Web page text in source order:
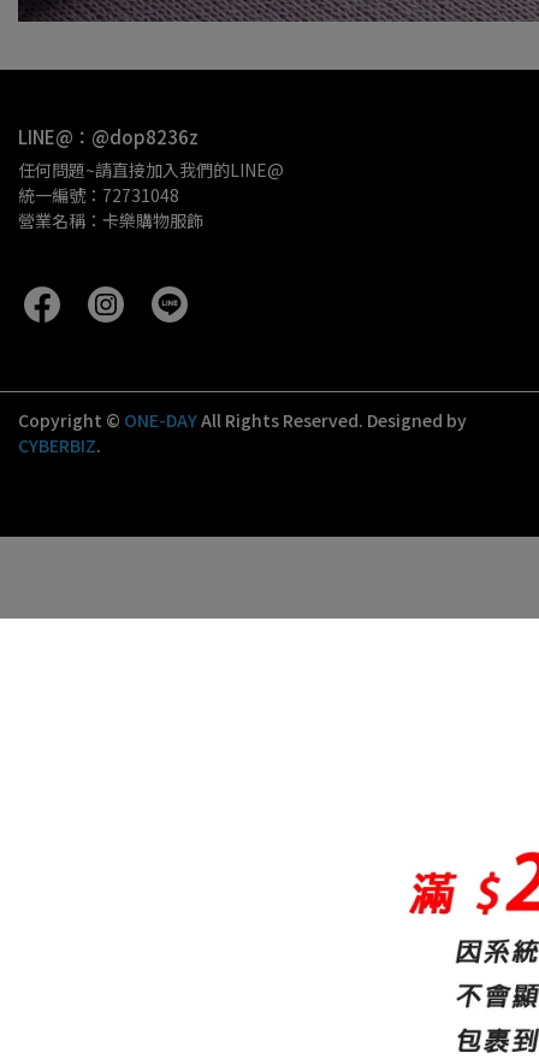
LINE@：@dop8236z
任何問題~請直接加入我們的LINE@
統一編號：72731048
營業名稱：卡樂購物服飾
Copyright © ONE-DAYAll Rights Reserved. Designed by
CYBERBIZ.